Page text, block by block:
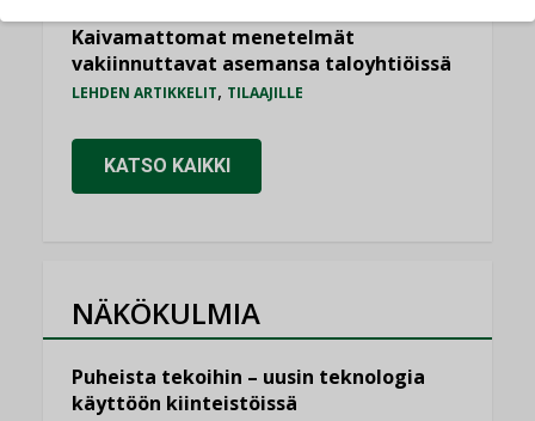
Kaivamattomat menetelmät
vakiinnuttavat asemansa taloyhtiöissä
LEHDEN ARTIKKELIT, TILAAJILLE
KATSO KAIKKI
NÄKÖKULMIA
Puheista tekoihin – uusin teknologia
käyttöön kiinteistöissä